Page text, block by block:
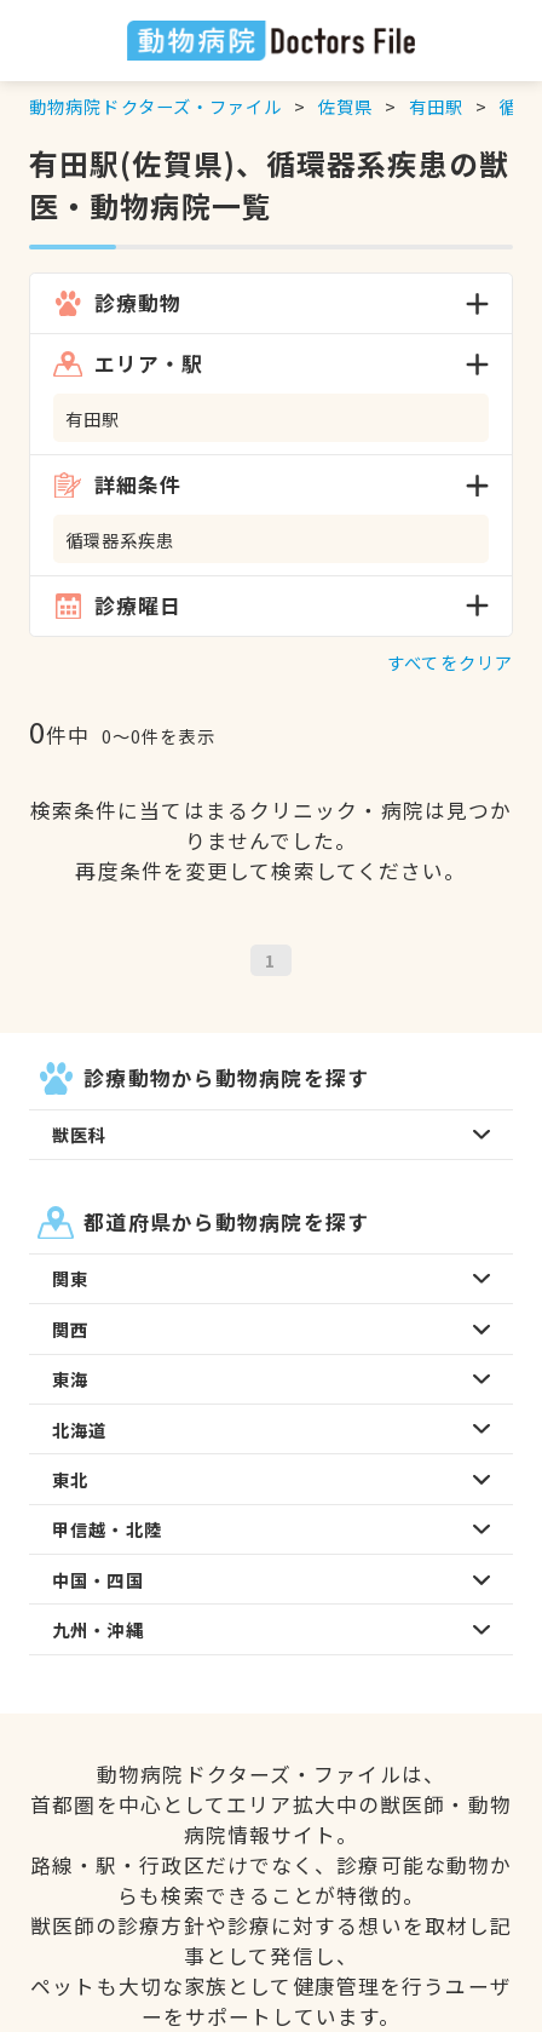
動物病院ドクターズ・ファイル 佐賀県 有田駅 循環
有田駅(佐賀県)、循環器系疾患の獣
医・動物病院一覧
診療動物
エリア・駅
有田駅
詳細条件
循環器系疾患
診療曜日
すべてをクリア
0件中 0〜0件を表示
検索条件に当てはまるクリニック・病院は見つか
りませんでした。
再度条件を変更して検索してください。
1
診療動物から動物病院を探す
獣医科
都道府県から動物病院を探す
関東
関西
東海
北海道
東北
甲信越・北陸
中国・四国
九州・沖縄
動物病院ドクターズ・ファイルは、
首都圏を中心としてエリア拡大中の獣医師・動物
病院情報サイト。
路線・駅・行政区だけでなく、診療可能な動物か
らも検索できることが特徴的。
獣医師の診療方針や診療に対する想いを取材し記
事として発信し、
ペットも大切な家族として健康管理を行うユーザ
ーをサポートしています。